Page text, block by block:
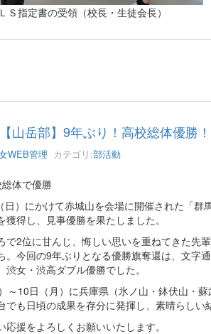
Ｓ指定書の受領（校長・生徒会長）
岳部】9年ぶり！高校総体優勝！
WEB管理 カテゴリ:部活動
体で優勝
）にかけて赤城山を会場に開催された「
得し、見事優勝を果たしました。
で2位に甘んじ、悔しい思いを重ねてきた先
。今回の9年ぶりとなる優勝旗奪還は、文字
女・渋高ダブル優勝でした。
～10日（月）に兵庫県（氷ノ山・鉢伏山・
でも日頃の成果を存分に発揮し、素晴らしい
援をよろしくお願いいたします。